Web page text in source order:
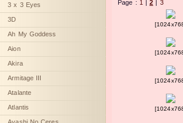
3 x 3 Eyes
3D
Ah My Goddess
Aion
Akira
Armitage III
Atalante
Atlantis
Page : 1 |2 | 3